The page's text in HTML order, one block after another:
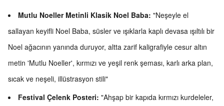
Mutlu Noeller Metinli Klasik Noel Baba: "Neşeyle el
sallayan keyifli Noel Baba, süsler ve ışıklarla kaplı devasa ışıltılı bir
Noel ağacının yanında duruyor, altta zarif kaligrafiyle cesur altın
metin 'Mutlu Noeller', kırmızı ve yeşil renk şeması, karlı arka plan,
sıcak ve neşeli, illüstrasyon stili"
Festival Çelenk Posteri: "Ahşap bir kapıda kırmızı kurdeleler,